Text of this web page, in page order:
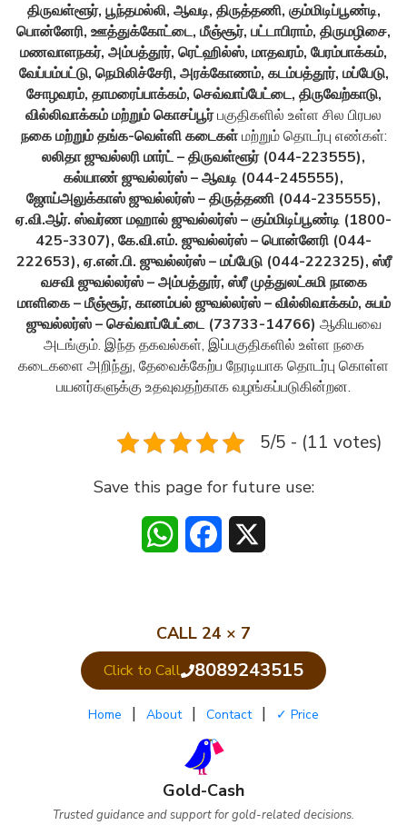
திருவள்ளூர், பூந்தமல்லி, ஆவடி, திருத்தணி, கும்மிடிப்பூண்டி,
பொன்னேரி, ஊத்துக்கோட்டை, மீஞ்சூர், பட்டாபிராம், திருமழிசை,
மணவாளநகர், அம்பத்தூர், ரெட்ஹில்ஸ், மாதவரம், பேரம்பாக்கம்,
வேப்பம்பட்டு, நெமிலிச்சேரி, அரக்கோணம், கடம்பத்தூர், மப்பேடு,
சோழவரம், தாமரைப்பாக்கம், செவ்வாப்பேட்டை, திருவேற்காடு,
வில்லிவாக்கம் மற்றும் கொசப்பூர்பகுதிகளில் உள்ள சில பிரபல
நகை மற்றும் தங்க-வெள்ளி கடைகள்மற்றும் தொடர்பு எண்கள்:
லலிதா ஜுவல்லரி மார்ட் – திருவள்ளூர் (044-223555),
கல்யாண் ஜுவல்லர்ஸ் – ஆவடி (044-245555),
ஜோய்அலுக்காஸ் ஜுவல்லர்ஸ் – திருத்தணி (044-235555),
ஏ.வி.ஆர். ஸ்வர்ண மஹால் ஜுவல்லர்ஸ் – கும்மிடிப்பூண்டி (1800-
425-3307), கே.வி.எம். ஜுவல்லர்ஸ் – பொன்னேரி (044-
222653), ஏ.என்.பி. ஜுவல்லர்ஸ் – மப்பேடு (044-222325), ஸ்ரீ
வசவி ஜுவல்லர்ஸ் – அம்பத்தூர், ஸ்ரீ முத்துலட்சுமி நாகை
மாளிகை – மீஞ்சூர், கானம்பல் ஜுவல்லர்ஸ் – வில்லிவாக்கம், சுபம்
ஜுவல்லர்ஸ் – செவ்வாப்பேட்டை (73733-14766) ஆகியவை
அடங்கும். இந்த தகவல்கள், இப்பகுதிகளில் உள்ள நகை
கடைகளை அறிந்து, தேவைக்கேற்ப நேரடியாக தொடர்பு கொள்ள
பயனர்களுக்கு உதவுவதற்காக வழங்கப்படுகின்றன.
5/5 - (11 votes)
Save this page for future use:
WhatsAppFacebook
CALL 24 × 7
Click to Call 8089243515
Home | About | Contact | ✓ Price
Gold-Cash
Trusted guidance and support for gold-related decisions.